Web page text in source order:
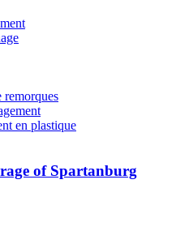
remorques
en plastique
of Spartanburg